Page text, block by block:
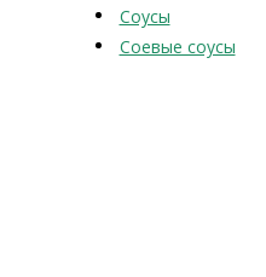
Соусы
Соевые соусы